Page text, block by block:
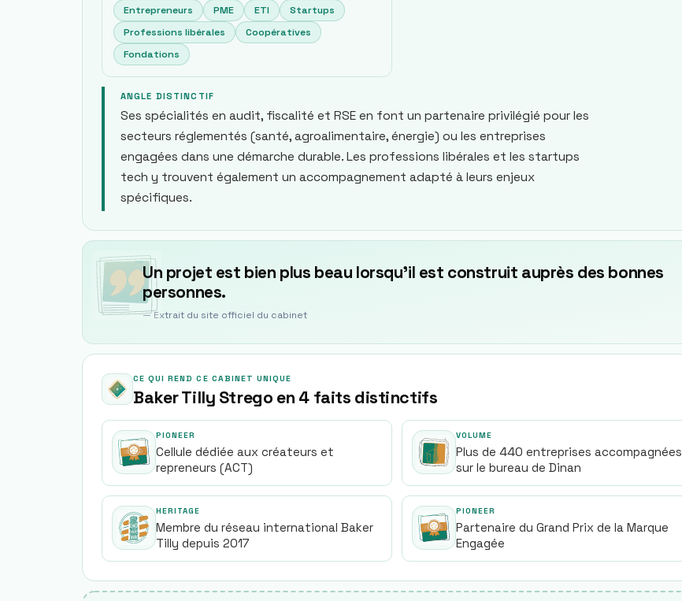
Entrepreneurs PME ETI
Startups
Professions libérales
Coopératives
Fondations
ANGLE DISTINCTIF
Ses spécialités en audit, fiscalité et RSE en font un partenaire privilégié pour les
secteurs réglementés (santé, agroalimentaire, énergie) ou les entreprises
engagées dans une démarche durable. Les professions libérales et les startups
tech y trouvent également un accompagnement adapté à leurs enjeux
spécifiques.
Un projet est bien plus beau lorsqu’il est construit auprès des bonnes
personnes.
— Extrait du site officiel du cabinet
CE QUI REND CE CABINET UNIQUE
Baker Tilly Strego en 4 faits distinctifs
PIONEER
Cellule dédiée aux créateurs et
repreneurs (ACT)
VOLUME
Plus de 440 entreprises accompagnées
sur le bureau de Dinan
HERITAGE
Membre du réseau international Baker
Tilly depuis 2017
PIONEER
Partenaire du Grand Prix de la Marque
Engagée